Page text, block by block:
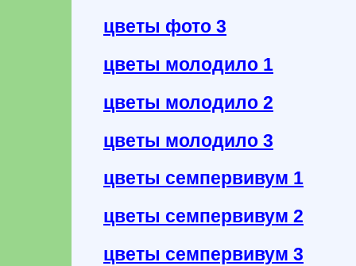
цветы фото 3
цветы молодило 1
цветы молодило 2
цветы молодило 3
цветы семпервивум 1
цветы семпервивум 2
цветы семпервивум 3